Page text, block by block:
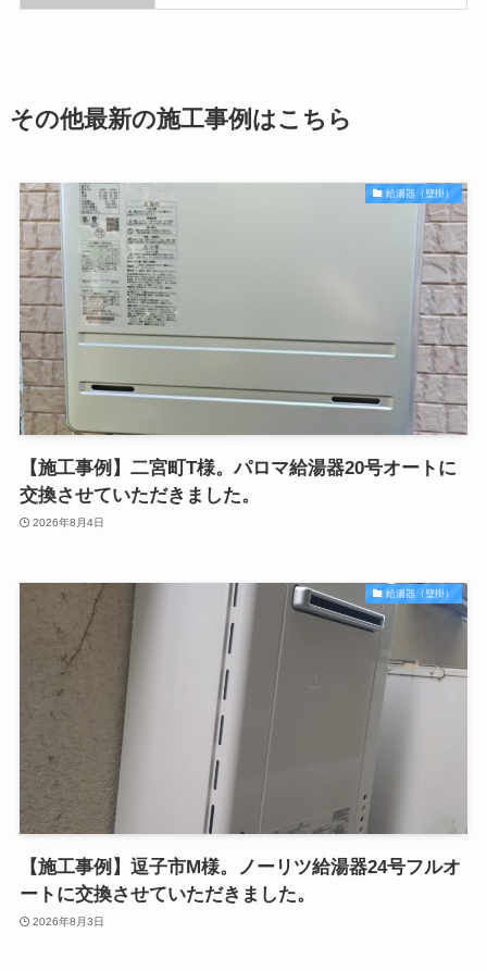
その他最新の施工事例はこちら
給湯器（壁掛）
【施工事例】二宮町T様。パロマ給湯器20号オートに
交換させていただきました。
2026年8月4日
給湯器（壁掛）
【施工事例】逗子市M様。ノーリツ給湯器24号フルオ
ートに交換させていただきました。
2026年8月3日